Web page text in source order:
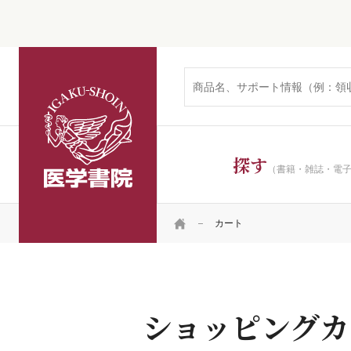
探す （書籍・雑誌・電
広告掲
HOME カート
ショッピング